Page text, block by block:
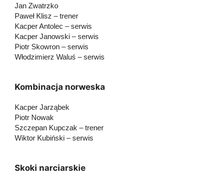
Jan Zwatrzko
Paweł Klisz – trener
Kacper Antolec – serwis
Kacper Janowski – serwis
Piotr Skowron – serwis
Włodzimierz Waluś – serwis
Kombinacja norweska
Kacper Jarząbek
Piotr Nowak
Szczepan Kupczak – trener
Wiktor Kubiński – serwis
Skoki narciarskie